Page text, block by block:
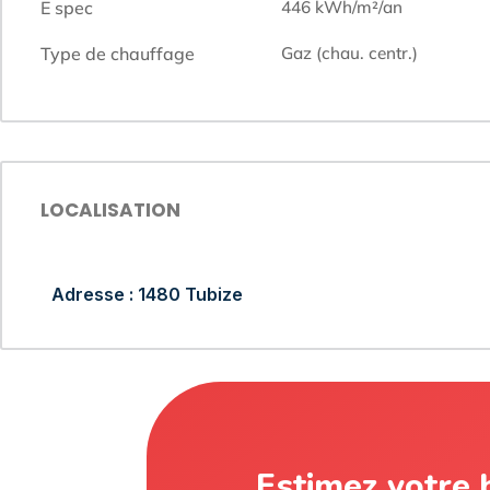
E spec 446 kWh/m²/an
Type de chauffage gaz (chau. centr.)
LOCALISATION
Adresse : 1480 Tubize